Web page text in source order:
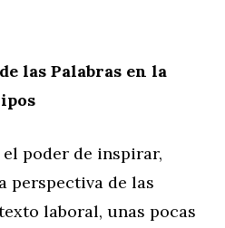
las Palabras en la
poder de inspirar,
perspectiva de las
laboral, unas pocas